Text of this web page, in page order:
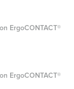
ErgoCONTACT®
ErgoCONTACT®